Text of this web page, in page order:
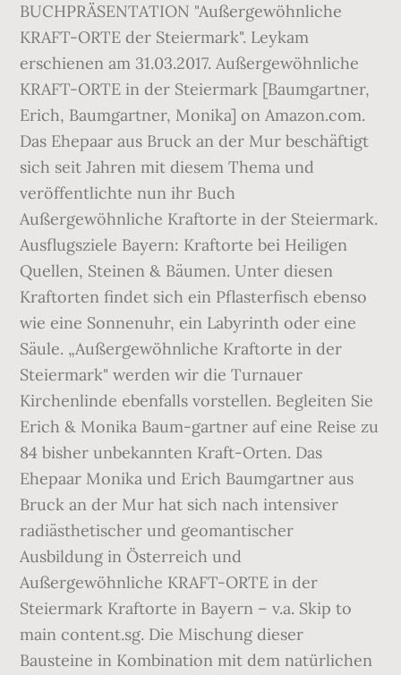
BUCHPRÄSENTATION "Außergewöhnliche
KRAFT-ORTE der Steiermark". Leykam
erschienen am 31.03.2017. Außergewöhnliche
KRAFT-ORTE in der Steiermark [Baumgartner,
Erich, Baumgartner, Monika] on Amazon.com.
Das Ehepaar aus Bruck an der Mur beschäftigt
sich seit Jahren mit diesem Thema und
veröffentlichte nun ihr Buch
Außergewöhnliche Kraftorte in der Steiermark.
Ausflugsziele Bayern: Kraftorte bei Heiligen
Quellen, Steinen & Bäumen. Unter diesen
Kraftorten findet sich ein Pflasterfisch ebenso
wie eine Sonnenuhr, ein Labyrinth oder eine
Säule. „Außergewöhnliche Kraftorte in der
Steiermark" werden wir die Turnauer
Kirchenlinde ebenfalls vorstellen. Begleiten Sie
Erich & Monika Baum-gartner auf eine Reise zu
84 bisher unbekannten Kraft-Orten. Das
Ehepaar Monika und Erich Baumgartner aus
Bruck an der Mur hat sich nach intensiver
radiästhetischer und geomantischer
Ausbildung in Österreich und
Außergewöhnliche KRAFT-ORTE in der
Steiermark Kraftorte in Bayern – v.a. Skip to
main content.sg. Die Mischung dieser
Bausteine in Kombination mit dem natürlichen